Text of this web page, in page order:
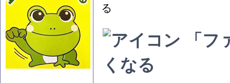
る
「フ
くなる